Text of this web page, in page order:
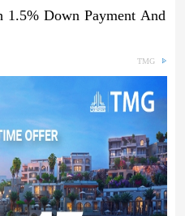
Down Payment And
TMG